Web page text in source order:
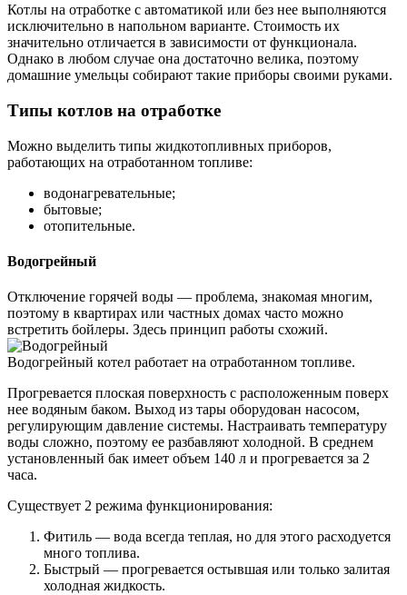
Котлы на отработке с автоматикой или без нее выполняются
исключительно в напольном варианте. Стоимость их
значительно отличается в зависимости от функционала.
Однако в любом случае она достаточно велика, поэтому
домашние умельцы собирают такие приборы своими руками.
Типы котлов на отработке
Можно выделить типы жидкотопливных приборов,
работающих на отработанном топливе:
водонагревательные;
бытовые;
отопительные.
Водогрейный
Отключение горячей воды — проблема, знакомая многим,
поэтому в квартирах или частных домах часто можно
встретить бойлеры. Здесь принцип работы схожий.
Водогрейный котел работает на отработанном топливе.
Прогревается плоская поверхность с расположенным поверх
нее водяным баком. Выход из тары оборудован насосом,
регулирующим давление системы. Настраивать температуру
воды сложно, поэтому ее разбавляют холодной. В среднем
установленный бак имеет объем 140 л и прогревается за 2
часа.
Существует 2 режима функционирования:
Фитиль — вода всегда теплая, но для этого расходуется
много топлива.
Быстрый — прогревается остывшая или только залитая
холодная жидкость.